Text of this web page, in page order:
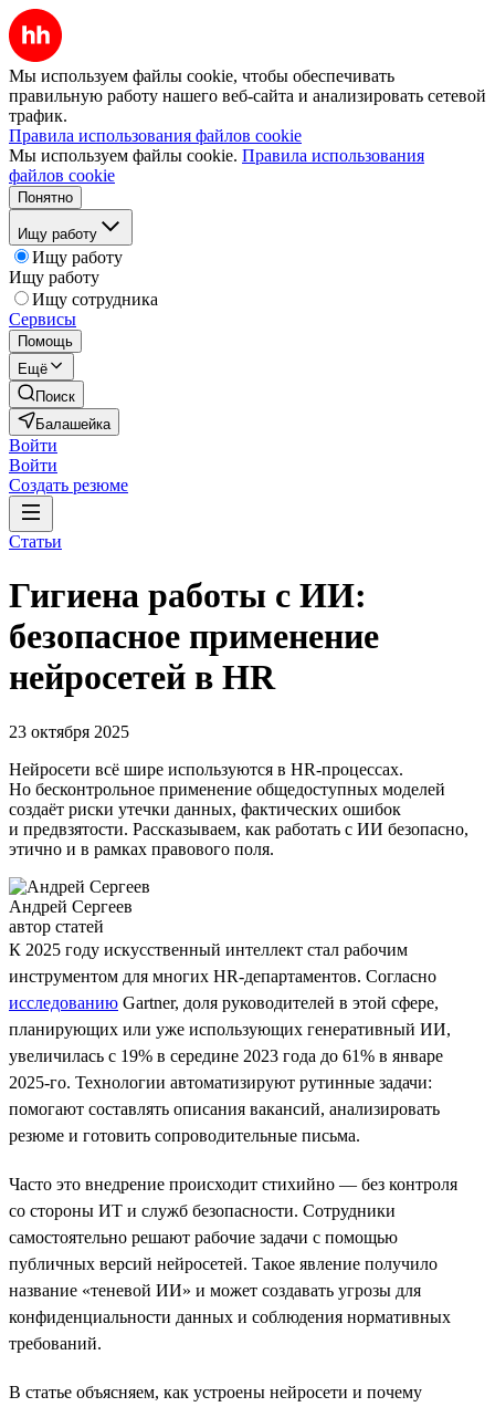
Мы используем файлы cookie, чтобы обеспечивать
правильную работу нашего веб-сайта и анализировать сетевой
трафик.
Правила использования файлов cookie
Мы используем файлы cookie. Правила использования
файлов cookie
Понятно
Ищу работу
Ищу работу
Ищу работу
Ищу сотрудника
Сервисы
Помощь
Ещё
Поиск
Балашейка
Войти
Войти
Создать резюме
Статьи
Гигиена работы с ИИ:
безопасное применение
нейросетей в HR
23 октября 2025
Нейросети всё шире используются в HR-процессах.
Но бесконтрольное применение общедоступных моделей
создаёт риски утечки данных, фактических ошибок
и предвзятости. Рассказываем, как работать с ИИ безопасно,
этично и в рамках правового поля.
Андрей Сергеев
автор статей
К 2025 году искусственный интеллект стал рабочим
инструментом для многих HR-департаментов. Согласно
исследованию Gartner, доля руководителей в этой сфере,
планирующих или уже использующих генеративный ИИ,
увеличилась с 19% в середине 2023 года до 61% в январе
2025-го. Технологии автоматизируют рутинные задачи:
помогают составлять описания вакансий, анализировать
резюме и готовить сопроводительные письма.
Часто это внедрение происходит стихийно — без контроля
со стороны ИТ и служб безопасности. Сотрудники
самостоятельно решают рабочие задачи с помощью
публичных версий нейросетей. Такое явление получило
название «теневой ИИ» и может создавать угрозы для
конфиденциальности данных и соблюдения нормативных
требований.
В статье объясняем, как устроены нейросети и почему